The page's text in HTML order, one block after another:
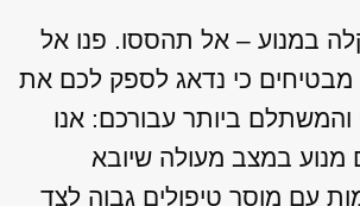
במנוע – אל תהססו. פנו אל
מבטיחים כי נדאג לספק לכם את
ביותר עבורכם: אנו
מנוע במצב מעולה שיובא
עם מוסר טיפולים גבוה לצד